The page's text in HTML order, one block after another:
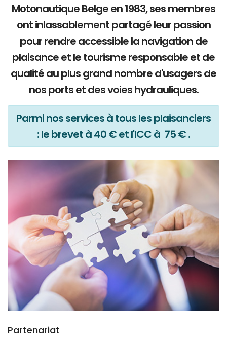
Motonautique Belge en 1983, ses membres
ont inlassablement partagé leur passion
pour rendre accessible la navigation de
plaisance et le tourisme responsable et de
qualité au plus grand nombre d'usagers de
nos ports et des voies hydrauliques.
Parmi nos services à tous les plaisanciers
: le brevet à 40 € et l'ICC à 75 € .
Partenariat